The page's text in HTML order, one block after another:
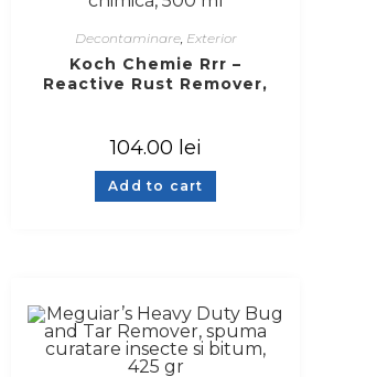
Decontaminare, Exterior
Koch Chemie Rrr –
Reactive Rust Remover,
104.00 lei
Add to cart